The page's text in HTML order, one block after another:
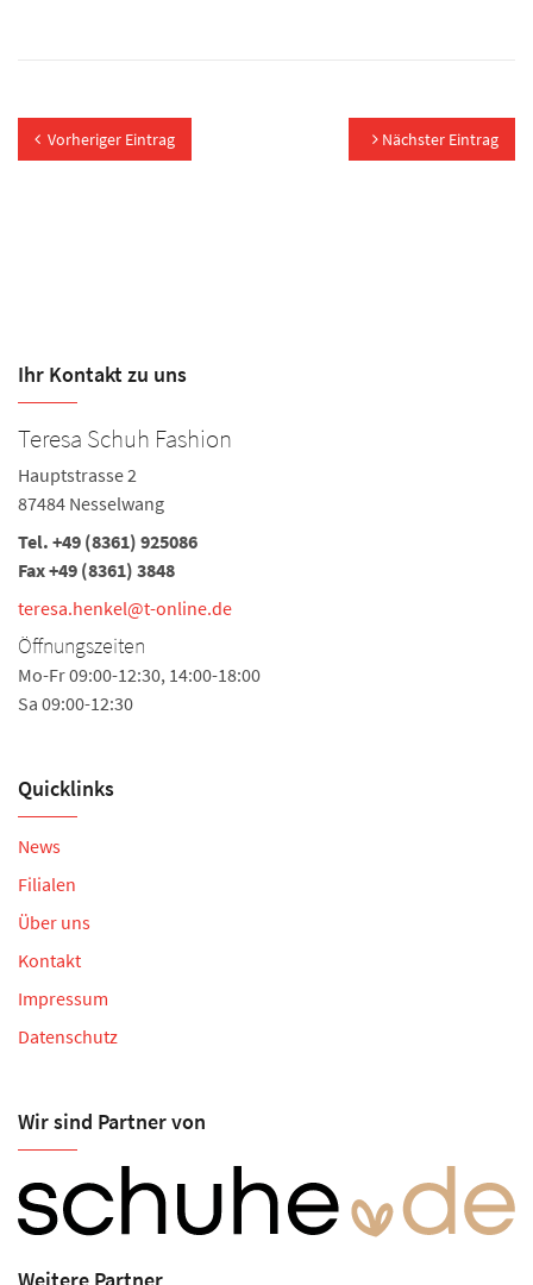
Vorheriger Eintrag Nächster Eintrag
Ihr Kontakt zu uns
Teresa Schuh Fashion
Hauptstrasse 2
87484 Nesselwang
Tel. +49 (8361) 925086
Fax +49 (8361) 3848
teresa.henkel@t-online.de
Öffnungszeiten
Mo-Fr 09:00-12:30, 14:00-18:00
Sa 09:00-12:30
Quicklinks
News
Filialen
Über uns
Kontakt
Impressum
Datenschutz
Wir sind Partner von
Weitere Partner